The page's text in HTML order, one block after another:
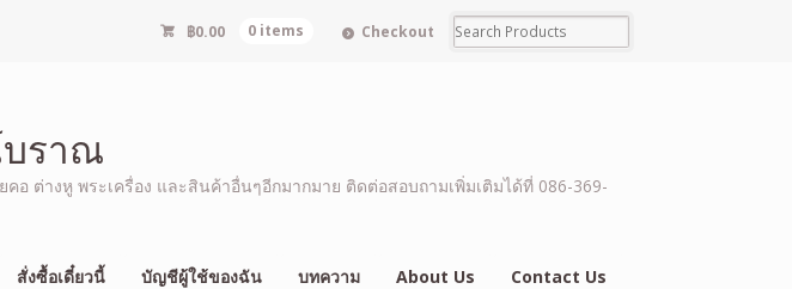
฿0.00 0 items Checkout
บราณ
ต่างหู พระเครื่อง และสินค้าอื่นๆอีกมากมาย ติดต่อสอบถามเพิ่มเติมได้ที่ 086-369-
สั่งซื้อเดี๋ยวนี้ บัญชีผู้ใช้ของฉัน บทความ About Us Contact Us